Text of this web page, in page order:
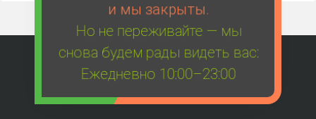
и мы закрыты.
Но не переживайте — мы
снова будем рады видеть вас:
Ежедневно 10:00–23:00